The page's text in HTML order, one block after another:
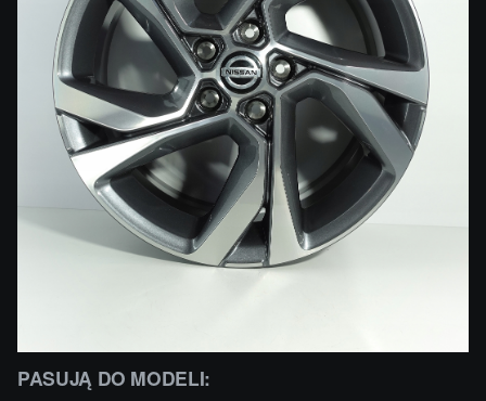
PASUJĄ DO MODELI: